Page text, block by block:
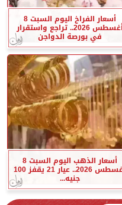
أسعار الفراخ اليوم السبت 8
أغسطس 2026.. تراجع واستقرار
في بورصة الدواجن
أسعار الذهب اليوم السبت 8
أغسطس 2026.. عيار 21 يقفز 100
جنيه...